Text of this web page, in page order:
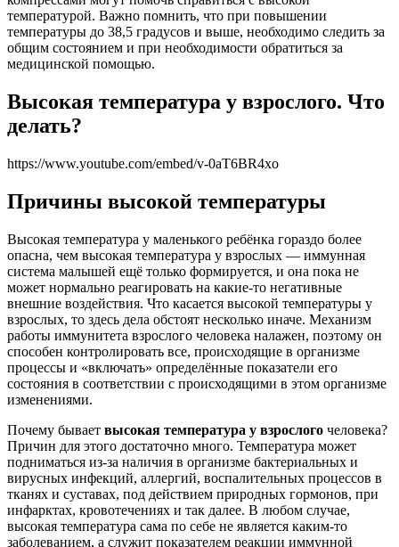
температурой. Важно помнить, что при повышении
температуры до 38,5 градусов и выше, необходимо следить за
общим состоянием и при необходимости обратиться за
медицинской помощью.
Высокая температура у взрослого. Что
делать?
https://www.youtube.com/embed/v-0aT6BR4xo
Причины высокой температуры
Высокая температура у маленького ребёнка гораздо более
опасна, чем высокая температура у взрослых — иммунная
система малышей ещё только формируется, и она пока не
может нормально реагировать на какие-то негативные
внешние воздействия. Что касается высокой температуры у
взрослых, то здесь дела обстоят несколько иначе. Механизм
работы иммунитета взрослого человека налажен, поэтому он
способен контролировать все, происходящие в организме
процессы и «включать» определённые показатели его
состояния в соответствии с происходящими в этом организме
изменениями.
Почему бывает высокая температура у взрослого человека?
Причин для этого достаточно много. Температура может
подниматься из-за наличия в организме бактериальных и
вирусных инфекций, аллергий, воспалительных процессов в
тканях и суставах, под действием природных гормонов, при
инфарктах, кровотечениях и так далее. В любом случае,
высокая температура сама по себе не является каким-то
заболеванием, а служит показателем реакции иммунной